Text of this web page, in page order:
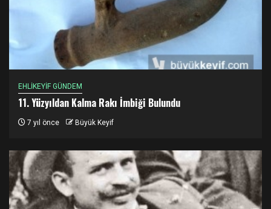
EHLİKEYİF GÜNDEM
11. Yüzyıldan Kalma Rakı İmbiği Bulundu
7 yıl önce Büyük Keyif